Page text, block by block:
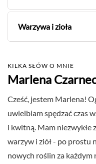
Warzywa i zioła
KILKA SŁÓW O MNIE
Marlena
Cześć, jestem Marlena!
uwielbiam spędzać czas
i kwitną. Mam
warzyw i ziół - po prostu
nowych roślin za każdym